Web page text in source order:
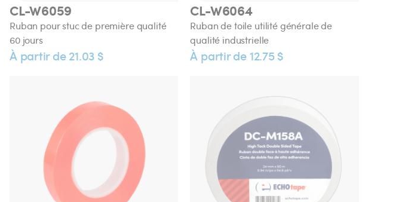
CL-W6059
Ruban pour stuc de première qualité
60 jours
À partir de 21.03 $
CL-W6064
Ruban de toile utilité générale de
qualité industrielle
À partir de 12.75 $